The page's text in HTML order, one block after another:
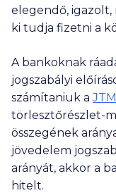
elegendő, igazolt,
ki tudja fizetni a
A bankoknak
jogszabályi
számítaniuk a
törlesztőrészlet-
összegének
jövedelem
arányát, akkor a
hitelt.